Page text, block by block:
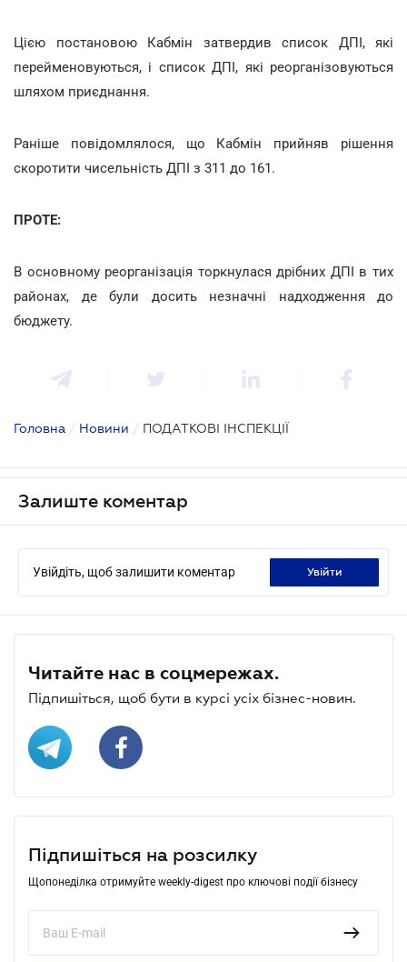
Цією постановою Кабмін затвердив список ДПІ, які
перейменовуються, і список ДПІ, які реорганізовуються
шляхом приєднання.
Раніше повідомлялося, що Кабмін прийняв рішення
скоротити чисельність ДПІ з 311 до 161.
ПРОТЕ:
В основному реорганізація торкнулася дрібних ДПІ в тих
районах, де були досить незначні надходження до
бюджету.
Головна / Новини / ПОДАТКОВІ ІНСПЕКЦІЇ
Залиште коментар
Увійдіть, щоб залишити коментар увійти
Читайте нас в соцмережах.
Підпишіться, щоб бути в курсі усіх бізнес-новин.
Підпишіться на розсилку
Щопонеділка отримуйте weekly-digest про ключові події бізнесу